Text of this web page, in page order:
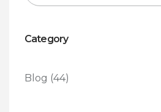
Category
Blog (44)